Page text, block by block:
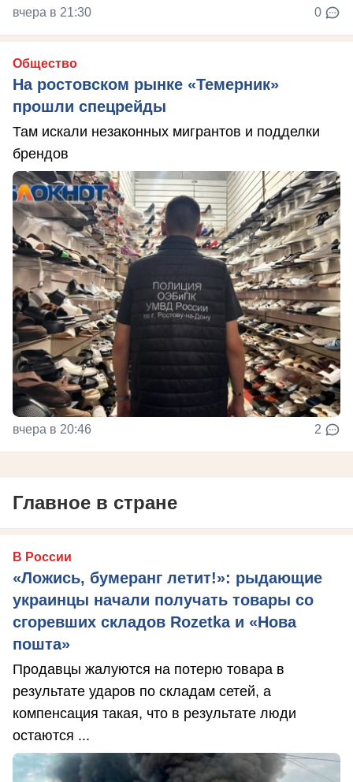
вчера в 21:30 0
Общество
На ростовском рынке «Темерник»
прошли спецрейды
Там искали незаконных мигрантов и подделки
брендов
вчера в 20:46 2
Главное в стране
В России
«Ложись, бумеранг летит!»: рыдающие
украинцы начали получать товары со
сгоревших складов Rozetka и «Нова
пошта»
Продавцы жалуются на потерю товара в
результате ударов по складам сетей, а
компенсация такая, что в результате люди
остаются ...